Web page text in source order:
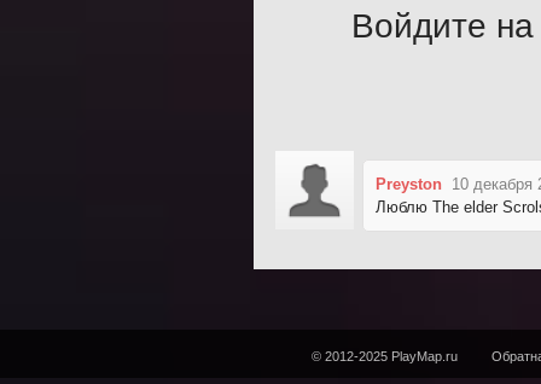
Войдите на
Preyston 10 декабря
Люблю The elder
© 2012-2025 PlayMap.ru